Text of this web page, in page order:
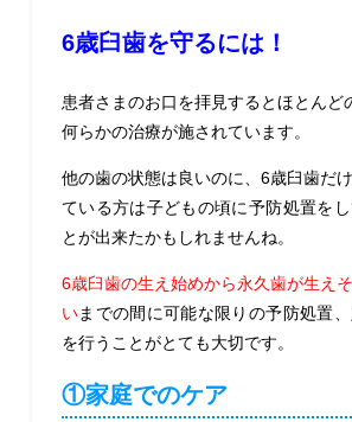
6歳臼歯を守るには！
患者さまのお口を拝見するとほとんど
何らかの治療が施されています。
他の歯の状態は良いのに、6歳臼歯だ
ている方は子どもの頃に予防処置を
とが出来たかもしれませんね。
6歳臼歯の生え始めから永久歯が生え
いまでの間に可能な限りの予防処置
を行うことがとても大切です。
①家庭でのケア